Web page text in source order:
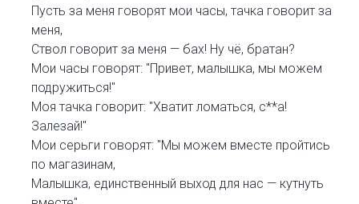
Пусть за меня говорят мои часы, тачка говорит за
меня,
Ствол говорит за меня — бах! Ну чё, братан?
Мои часы говорят: "Привет, малышка, мы можем
подружиться!"
Моя тачка говорит: "Хватит ломаться, с**а!
Залезай!"
Мои серьги говорят: "Мы можем вместе пройтись
по магазинам,
Малышка, единственный выход для нас — кутнуть